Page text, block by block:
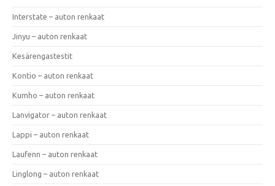
Interstate – auton renkaat
Jinyu – auton renkaat
Kesärengastestit
Kontio – auton renkaat
Kumho – auton renkaat
Lanvigator – auton renkaat
Lappi – auton renkaat
Laufenn – auton renkaat
Linglong – auton renkaat